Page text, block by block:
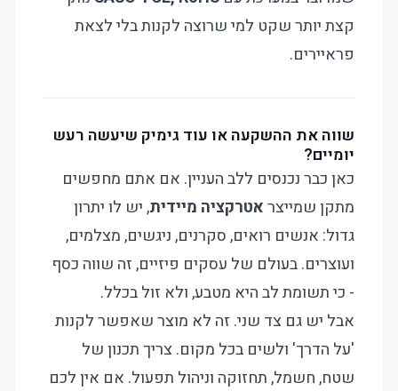
קצת יותר שקט למי שרוצה לקנות בלי לצאת
פראיירים.
שווה את ההשקעה או עוד גימיק שיעשה רעש
יומיים?
כאן כבר נכנסים ללב העניין. אם אתם מחפשים
מתקן שמייצראטרקציה מיידית, יש לו יתרון
גדול: אנשים רואים, סקרנים, ניגשים, מצלמים,
ועוצרים. בעולם של עסקים פיזיים, זה שווה כסף
- כי תשומת לב היא מטבע, ולא זול בכלל.
אבל יש גם צד שני. זה לא מוצר שאפשר לקנות
'על הדרך' ולשים בכל מקום. צריך תכנון של
שטח, חשמל, תחזוקה וניהול תפעול. אם אין לכם